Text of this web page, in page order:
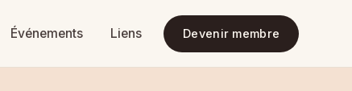
Événements Liens Devenir membre